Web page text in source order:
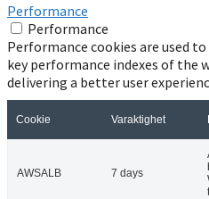
Performance
Performance
Performance cookies are used
key performance indexes of the
delivering a better user
Cookie Varaktighet
AWSALB 7 days